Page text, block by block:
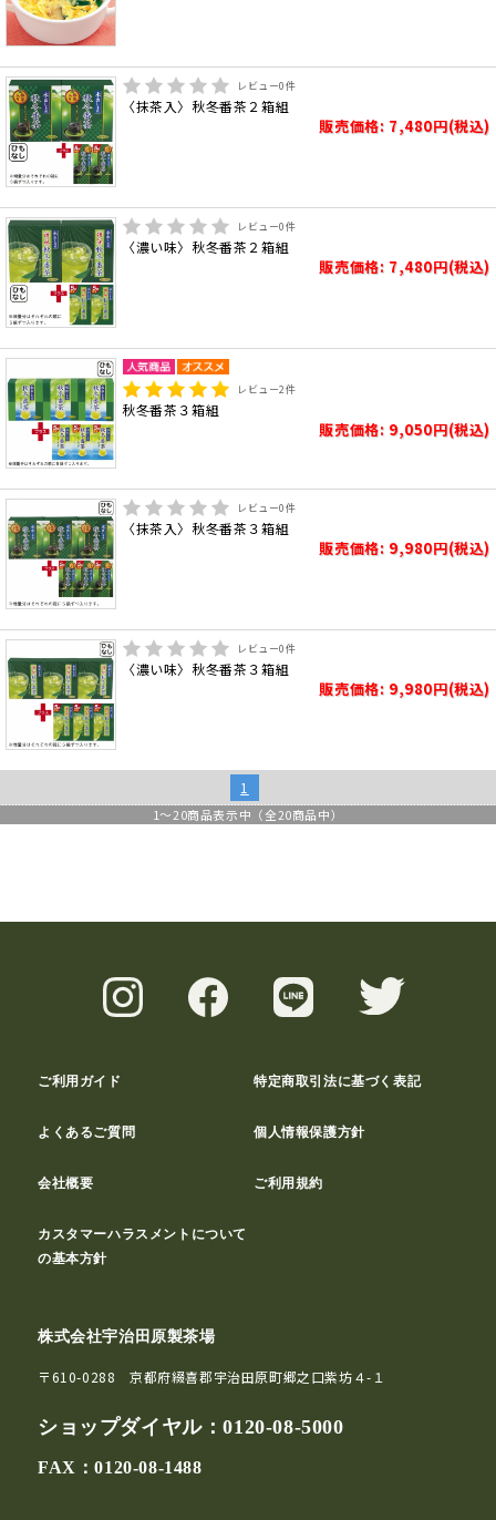
レビュー0件
〈抹茶入〉秋冬番茶２箱組
販売価格: 7,480円(税込)
レビュー0件
〈濃い味〉秋冬番茶２箱組
販売価格: 7,480円(税込)
レビュー2件
秋冬番茶３箱組
販売価格: 9,050円(税込)
レビュー0件
〈抹茶入〉秋冬番茶３箱組
販売価格: 9,980円(税込)
レビュー0件
〈濃い味〉秋冬番茶３箱組
販売価格: 9,980円(税込)
1
1～20商品表示中（全20商品中）
ご利用ガイド 特定商取引法に基づく表記
よくあるご質問 個人情報保護方針
会社概要 ご利用規約
カスタマーハラスメントについて
の基本方針
株式会社宇治田原製茶場
〒610-0288 京都府綴喜郡宇治田原町郷之口紫坊４-１
ショップダイヤル：0120-08-5000
FAX：0120-08-1488